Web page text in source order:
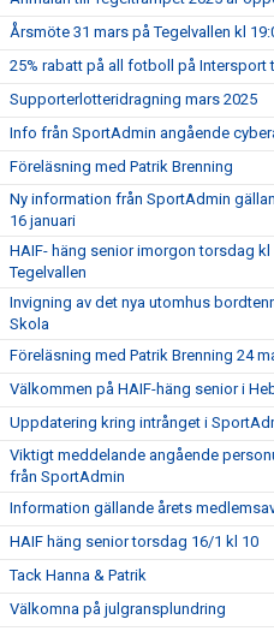
Årsmöte 31 mars på Tegelvallen kl
25% rabatt på all fotboll på Intersport
Supporterlotteridragning mars 2025
Info från SportAdmin angående
Föreläsning med Patrik Brenning
Ny information från SportAdmin
16 januari
HAIF- häng senior imorgon torsdag kl
Tegelvallen
Invigning av det nya utomhus
Skola
Föreläsning med Patrik Brenning 24
Välkommen på HAIF-häng senior i
Uppdatering kring intrånget i
Viktigt meddelande angående
från SportAdmin
Information gällande årets
HAIF häng senior torsdag 16/1 kl 10
Tack Hanna & Patrik
Välkomna på julgransplundring